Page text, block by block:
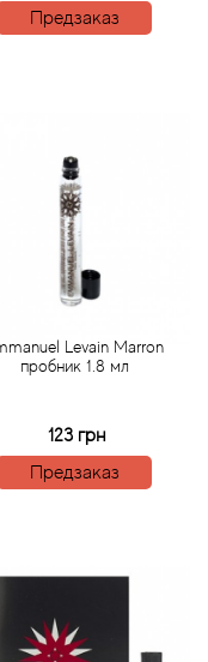
Предзаказ
Levain Marron
пробник 1.8 мл
123 грн
Предзаказ